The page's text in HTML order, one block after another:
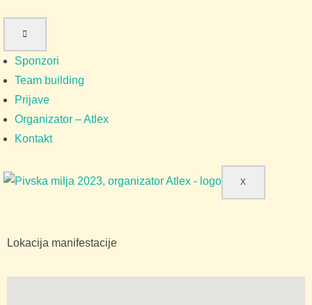
Sponzori
Team building
Prijave
Organizator – Atlex
Kontakt
X
Lokacija manifestacije